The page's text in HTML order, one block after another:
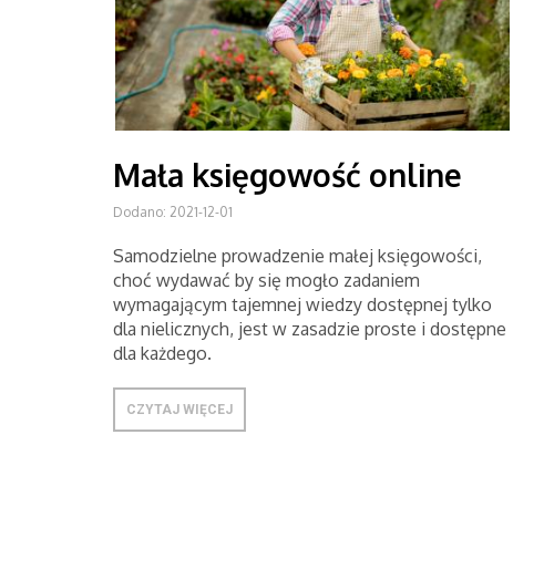
Mała księgowość online
Dodano: 2021-12-01
Samodzielne prowadzenie małej księgowości,
choć wydawać by się mogło zadaniem
wymagającym tajemnej wiedzy dostępnej tylko
dla nielicznych, jest w zasadzie proste i dostępne
dla każdego.
CZYTAJ WIĘCEJ